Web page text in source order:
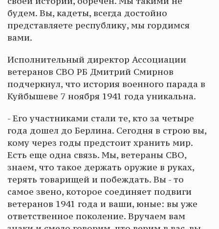
будем. Вы, кадеты, всегда достойно
представляете республику, мы гордимся
вами.
Исполнительный директор Ассоциации
ветеранов СВО РБ Дмитрий Смирнов
подчеркнул, что история военного парада в
Куйбышеве 7 ноября 1941 года уникальна.
- Его участниками стали те, кто за четыре
года дошел до Берлина. Сегодня в строю вы,
кому через годы предстоит хранить мир.
Есть еще одна связь. Мы, ветераны СВО,
знаем, что такое держать оружие в руках,
терять товарищей и побеждать. Вы - то
самое звено, которое соединяет подвиги
ветеранов 1941 года и ваши, юные: вы уже
ответственное поколение. Вручаем вам